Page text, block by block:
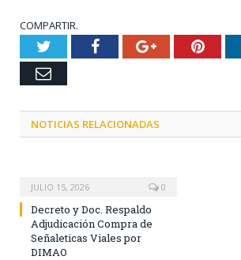
COMPARTIR.
TwitterFacebookGoogle+
Email
NOTICIAS RELACIONADAS
JULIO 15, 2026 0
Decreto y Doc. Respaldo
Adjudicación Compra de
Señaleticas Viales por
DIMAO